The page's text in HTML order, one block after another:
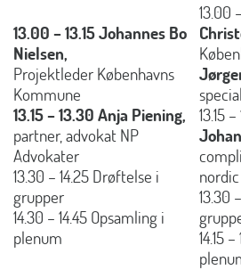
13.00 – 13.15 Johannes Bo
Nielsen,
Projektleder Københavns
Kommune
13.15 – 13.30 Anja Piening,
partner, advokat NP
Advokater
13.30 – 14.25 Drøftelse i
grupper
14.30 – 14.45 Opsamling i
plenum
13.00
13.15
nordic
13.30
14.15